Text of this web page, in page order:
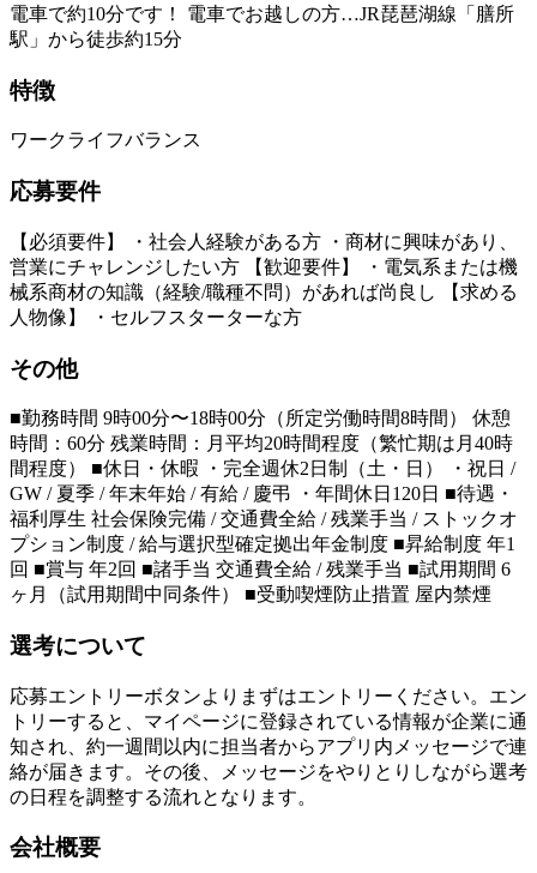
電車で約10分です！ 電車でお越しの方…JR琵琶湖線「膳所
駅」から徒歩約15分
特徴
ワークライフバランス
応募要件
【必須要件】 ・社会人経験がある方 ・商材に興味があり、
営業にチャレンジしたい方 【歓迎要件】 ・電気系または機
械系商材の知識（経験/職種不問）があれば尚良し 【求める
人物像】 ・セルフスターターな方
その他
■勤務時間 9時00分〜18時00分（所定労働時間8時間） 休憩
時間：60分 残業時間：月平均20時間程度（繁忙期は月40時
間程度） ■休日・休暇 ・完全週休2日制（土・日） ・祝日 /
GW / 夏季 / 年末年始 / 有給 / 慶弔 ・年間休日120日 ■待遇・
福利厚生 社会保険完備 / 交通費全給 / 残業手当 / ストックオ
プション制度 / 給与選択型確定拠出年金制度 ■昇給制度 年1
回 ■賞与 年2回 ■諸手当 交通費全給 / 残業手当 ■試用期間 6
ヶ月（試用期間中同条件） ■受動喫煙防止措置 屋内禁煙
選考について
応募エントリーボタンよりまずはエントリーください。エン
トリーすると、マイページに登録されている情報が企業に通
知され、約一週間以内に担当者からアプリ内メッセージで連
絡が届きます。その後、メッセージをやりとりしながら選考
の日程を調整する流れとなります。
会社概要